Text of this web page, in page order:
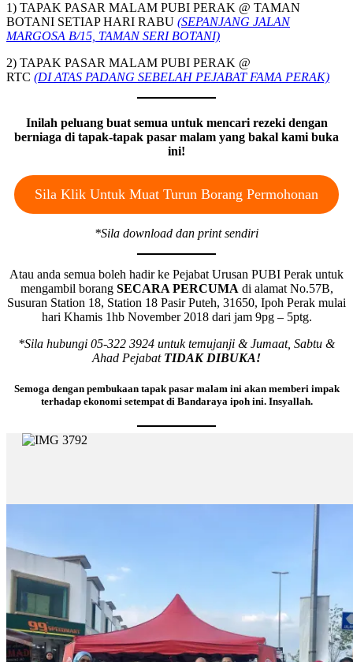
1) TAPAK PASAR MALAM PUBI PERAK @ TAMAN
BOTANI SETIAP HARI RABU (SEPANJANG JALAN
MARGOSA B/15, TAMAN SERI BOTANI)
2) TAPAK PASAR MALAM PUBI PERAK @
RTC (DI ATAS PADANG SEBELAH PEJABAT FAMA PERAK)
Inilah peluang buat semua untuk mencari rezeki dengan
berniaga di tapak-tapak pasar malam yang bakal kami buka
ini!
Sila Klik Untuk Muat Turun Borang Permohonan
*Sila download dan print sendiri
Atau anda semua boleh hadir ke Pejabat Urusan PUBI Perak untuk
mengambil borang SECARA PERCUMA di alamat No.57B,
Susuran Station 18, Station 18 Pasir Puteh, 31650, Ipoh Perak mulai
hari Khamis 1hb November 2018 dari jam 9pg – 5ptg.
*Sila hubungi 05-322 3924 untuk temujanji & Jumaat, Sabtu &
Ahad Pejabat TIDAK DIBUKA!
Semoga dengan pembukaan tapak pasar malam ini akan memberi impak
terhadap ekonomi setempat di Bandaraya ipoh ini. Insyallah.